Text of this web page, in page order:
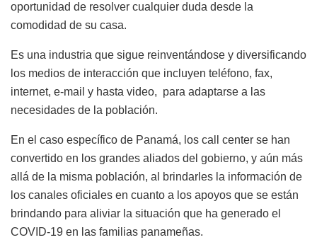
oportunidad de resolver cualquier duda desde la
comodidad de su casa.
Es una industria que sigue reinventándose y diversificando
los medios de interacción que incluyen teléfono, fax,
internet, e-mail y hasta video, para adaptarse a las
necesidades de la población.
En el caso específico de Panamá, los call center se han
convertido en los grandes aliados del gobierno, y aún más
allá de la misma población, al brindarles la información de
los canales oficiales en cuanto a los apoyos que se están
brindando para aliviar la situación que ha generado el
COVID-19 en las familias panameñas.